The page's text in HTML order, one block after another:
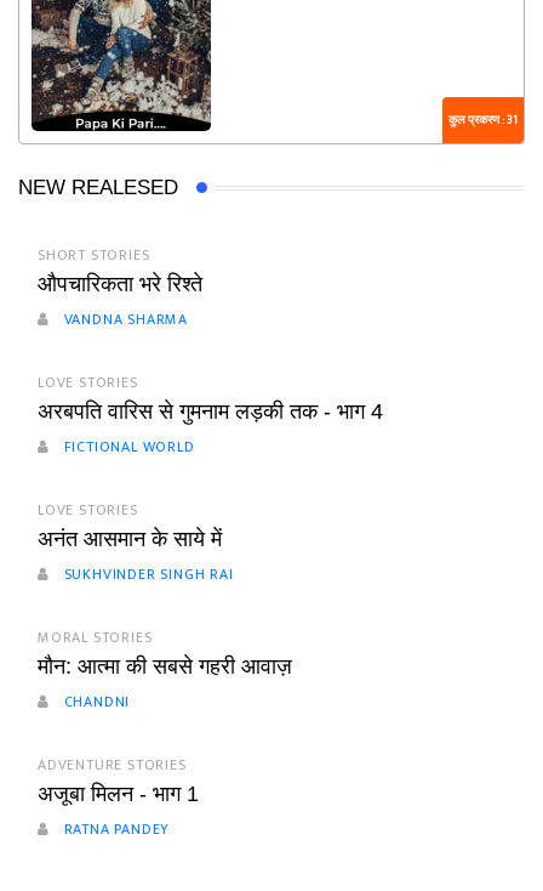
कुल प्रकरण : 31
NEW REALESED
SHORT STORIES
औपचारिकता भरे रिश्ते
VANDNA SHARMA
LOVE STORIES
अरबपति वारिस से गुमनाम लड़की तक - भाग 4
FICTIONAL WORLD
LOVE STORIES
अनंत आसमान के साये में
SUKHVINDER SINGH RAI
MORAL STORIES
मौन: आत्मा की सबसे गहरी आवाज़
CHANDNI
ADVENTURE STORIES
अजूबा मिलन - भाग 1
RATNA PANDEY